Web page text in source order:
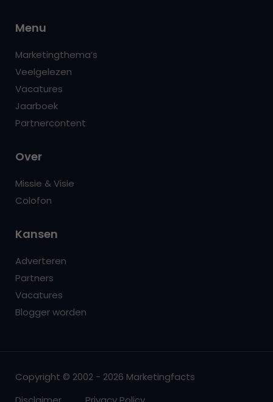
Menu
Marketingthema’s
Veelgelezen
Vacatures
Jaarboek
Partnercontent
Over
Missie & Visie
Colofon
Kansen
Adverteren
Partners
Vacatures
Blogger worden
Copyright © 2002 - 2026 Marketingfacts